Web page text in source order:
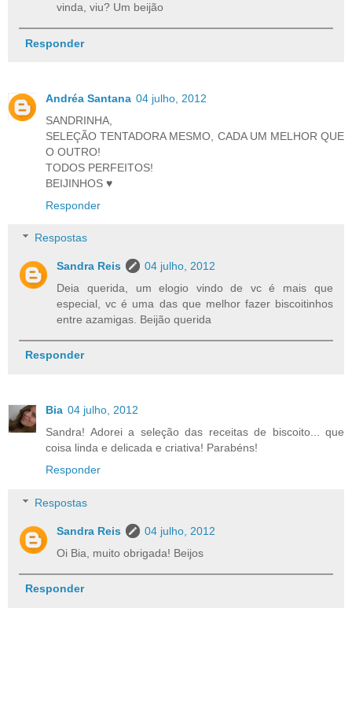
vinda, viu? Um beijão
Responder
Andréa Santana 04 julho, 2012
SANDRINHA,
SELEÇÃO TENTADORA MESMO, CADA UM MELHOR QUE
O OUTRO!
TODOS PERFEITOS!
BEIJINHOS ♥
Responder
Respostas
Sandra Reis
04 julho, 2012
Deia querida, um elogio vindo de vc é mais que
especial, vc é uma das que melhor fazer biscoitinhos
entre azamigas. Beijão querida
Responder
Bia 04 julho, 2012
Sandra! Adorei a seleção das receitas de biscoito... que
coisa linda e delicada e criativa! Parabéns!
Responder
Respostas
Sandra Reis
04 julho, 2012
Oi Bia, muito obrigada! Beijos
Responder